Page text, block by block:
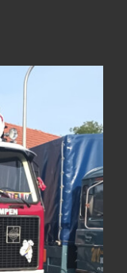
Leek